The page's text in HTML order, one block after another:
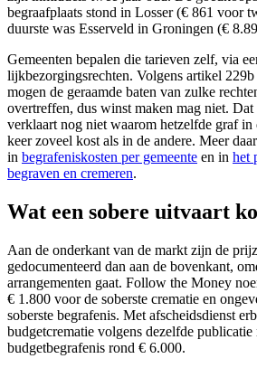
begraafplaats stond in Losser (€ 861 voor
duurste was Esserveld in Groningen (€
Gemeenten bepalen die tarieven zelf, via
lijkbezorgingsrechten. Volgens artikel
mogen de geraamde baten van zulke
overtreffen, dus winst maken mag niet. Dat
verklaart nog niet waarom hetzelfde graf in
keer zoveel kost als in de andere. Meer
in begrafeniskosten per gemeente en in het
begraven en cremeren.
Wat een sobere uitvaart
Aan de onderkant van de markt zijn de
gedocumenteerd dan aan de bovenkant,
arrangementen gaat. Follow the Money
€ 1.800 voor de soberste crematie en
soberste begrafenis. Met afscheidsdienst
budgetcrematie volgens dezelfde
budgetbegrafenis rond € 6.000.